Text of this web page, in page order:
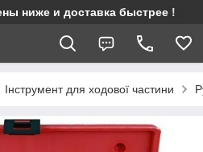
ниже и доставка быстрее !
Інструмент для ходової частини